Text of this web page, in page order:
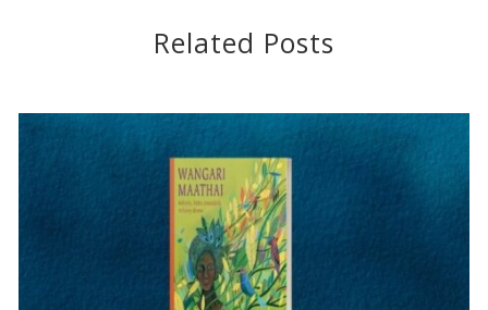
Related Posts